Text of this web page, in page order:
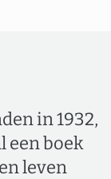
in 1932,
een boek
leven